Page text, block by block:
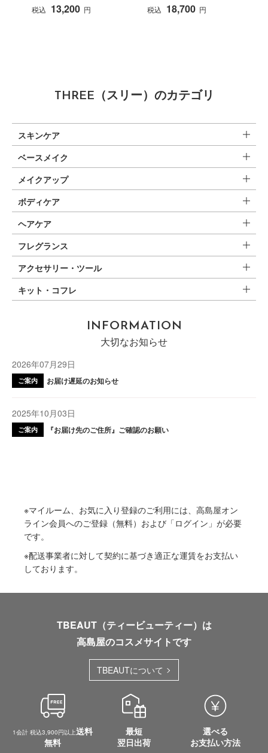
税込 13,200 円 税込 18,700 円
THREE（スリー）のカテゴリ
スキンケア
ベースメイク
メイクアップ
ボディケア
ヘアケア
フレグランス
アクセサリー・ツール
キット・コフレ
INFORMATION
大切なお知らせ
2026年07月29日
ご案内 お届け遅延のお知らせ
2025年10月03日
ご案内 『お届け先のご住所』ご確認のお願い
※マイルーム、お気に入り登録のご利用には、高島屋オン
ライン会員へのご登録（無料）および「ログイン」が必要
です。
※配送事業者に対して契約に基づき適正な運賃をお支払い
しております。
TBEAUT（ティービューティー）は
高島屋のコスメサイトです
TBEAUTについて
1会計 税込3,900円以上送料
無料
最短
翌日出荷
選べる
お支払い方法